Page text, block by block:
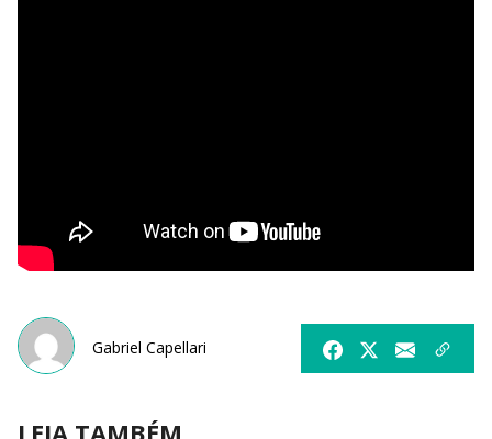
Gabriel Capellari